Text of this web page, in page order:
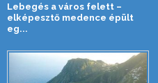
Lebegés a város felett –
elképesztő medence épült
eg...